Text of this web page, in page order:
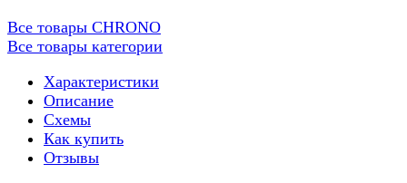
Все товары CHRONO
Все товары категории
Характеристики
Описание
Схемы
Как купить
Отзывы